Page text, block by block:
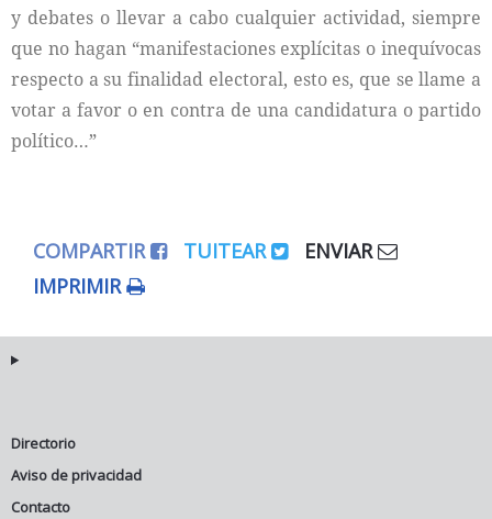
y debates o llevar a cabo cualquier actividad, siempre
que no hagan “manifestaciones explícitas o inequívocas
respecto a su finalidad electoral, esto es, que se llame a
votar a favor o en contra de una candidatura o partido
político…”
COMPARTIR TUITEAR
ENVIAR
IMPRIMIR
Directorio
Aviso de privacidad
Contacto